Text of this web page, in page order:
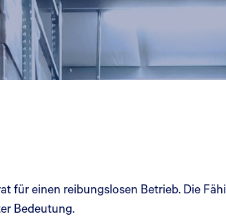
einen reibungslosen Betrieb. Die
Bedeutung.